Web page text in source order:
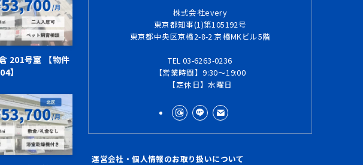
201号室 【物件
】
株式会社every
東京都知事(1)第105192号
東京都中央区京橋2-8-2 京橋MKビル5階
TEL 03-6263-0236
【営業時間】9:30～19:00
【定休日】水曜日
運営会社・個人情報のお取り扱いについて